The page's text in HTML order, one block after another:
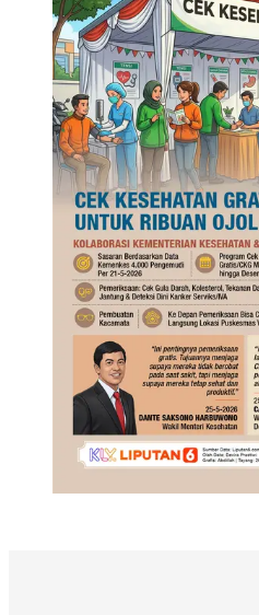
(Liputan6.com/Abdillah)